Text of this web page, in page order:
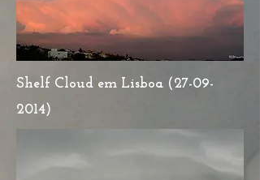
Shelf Cloud em Lisboa (27-09-
2014)